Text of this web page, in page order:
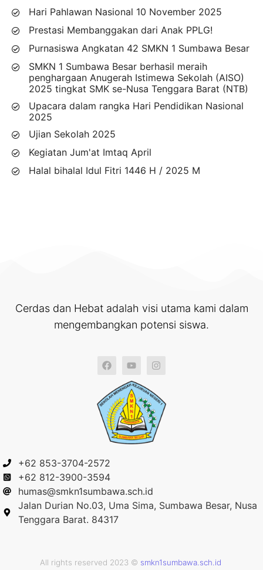
Hari Pahlawan Nasional 10 November 2025
Prestasi Membanggakan dari Anak PPLG!
Purnasiswa Angkatan 42 SMKN 1 Sumbawa Besar
SMKN 1 Sumbawa Besar berhasil meraih
penghargaan Anugerah Istimewa Sekolah (AISO)
2025 tingkat SMK se-Nusa Tenggara Barat (NTB)
Upacara dalam rangka Hari Pendidikan Nasional
2025
Ujian Sekolah 2025
Kegiatan Jum'at Imtaq April
Halal bihalal Idul Fitri 1446 H / 2025 M
Cerdas dan Hebat adalah visi utama kami dalam
mengembangkan potensi siswa.
+62 853-3704-2572
+62 812-3900-3594
humas@smkn1sumbawa.sch.id
Jalan Durian No.03, Uma Sima, Sumbawa Besar, Nusa
Tenggara Barat. 84317
All rights reserved 2023 © smkn1sumbawa.sch.id